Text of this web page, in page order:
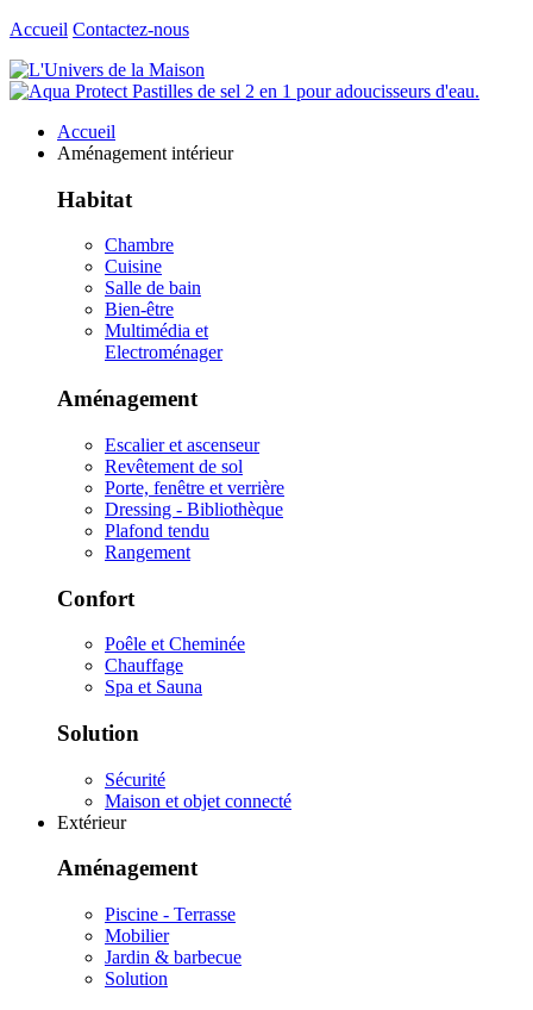
Accueil Contactez-nous
Accueil
Aménagement intérieur
Habitat
Chambre
Cuisine
Salle de bain
Bien-être
Multimédia et
Electroménager
Aménagement
Escalier et ascenseur
Revêtement de sol
Porte, fenêtre et verrière
Dressing - Bibliothèque
Plafond tendu
Rangement
Confort
Poêle et Cheminée
Chauffage
Spa et Sauna
Solution
Sécurité
Maison et objet connecté
Extérieur
Aménagement
Piscine - Terrasse
Mobilier
Jardin & barbecue
Solution